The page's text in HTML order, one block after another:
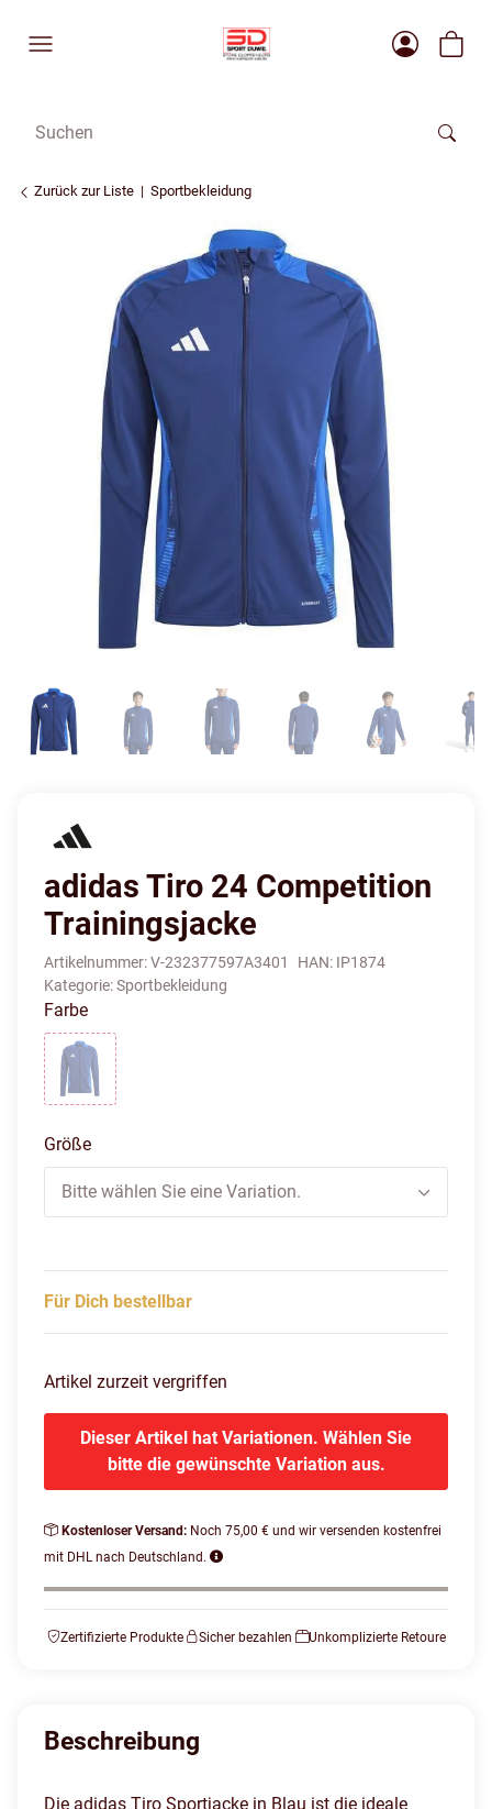
Zurück zur Liste Sportbekleidung
adidas Tiro 24 Competition
Trainingsjacke
Artikelnummer:V-232377597A3401 HAN: IP1874
Kategorie:Sportbekleidung
Farbe
Größe
Bitte wählen Sie eine Variation.
Für Dich bestellbar
Artikel zurzeit vergriffen
Dieser Artikel hat Variationen. Wählen Sie
bitte die gewünschte Variation aus.
Kostenloser Versand: Noch 75,00 € und wir versenden kostenfrei
mit DHL nach Deutschland.
Zertifizierte Produkte Sicher bezahlen Unkomplizierte Retoure
Beschreibung
Die adidas Tiro Sportjacke in Blau ist die ideale